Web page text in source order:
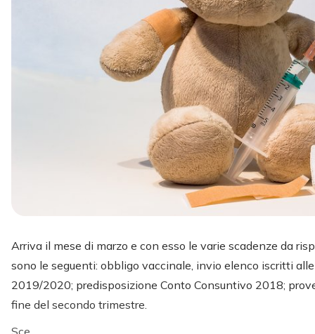
Arriva il mese di marzo e con esso le varie scadenze da
sono le seguenti: obbligo vaccinale, invio elenco iscritti
2019/2020; predisposizione Conto Consuntivo 2018;
fine del secondo trimestre.